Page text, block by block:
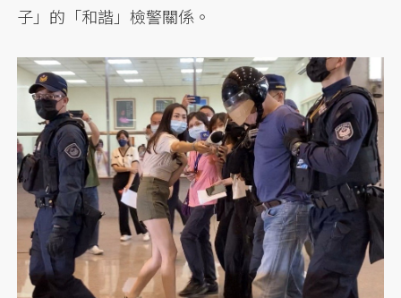
子」的「和諧」檢警關係。